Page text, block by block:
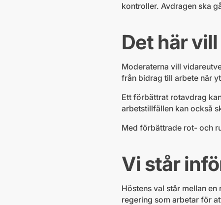
kontroller. Avdragen ska
Det här
Moderaterna vill
från bidrag till arbete när
Ett förbättrat rotavdrag
arbetstillfällen kan också
Med förbättrade rot- och
Vi står
Höstens val står mellan
regering som arbetar för